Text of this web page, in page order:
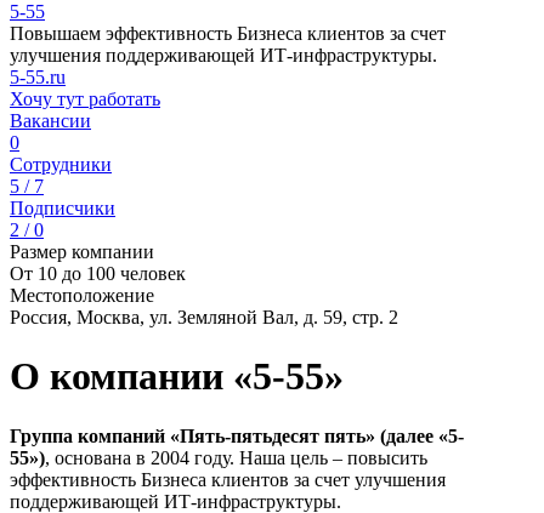
5-55
Повышаем эффективность Бизнеса клиентов за счет
улучшения поддерживающей ИТ-инфраструктуры.
5-55.ru
Хочу тут работать
Вакансии
0
Сотрудники
5 / 7
Подписчики
2 / 0
Размер компании
От 10 до 100 человек
Местоположение
Россия, Москва, ул. Земляной Вал, д. 59, стр. 2
О компании «5-55»
Группа компаний «Пять-пятьдесят пять» (далее «5-
55»), основана в 2004 году. Наша цель – повысить
эффективность Бизнеса клиентов за счет улучшения
поддерживающей ИТ-инфраструктуры.